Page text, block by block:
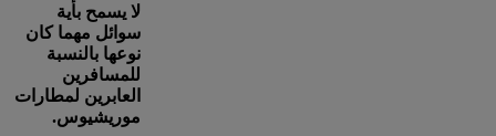
لا يسمح بأية
سوائل مهما كان
نوعها بالنسبة
للمسافرين
العابرين لمطارات
موريشيوس.